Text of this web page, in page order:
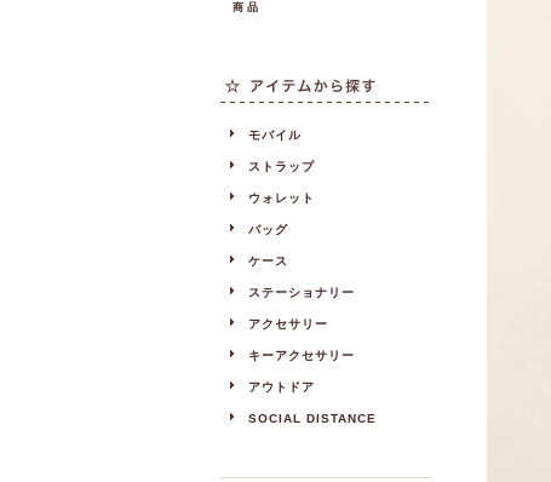
商品
モバイル
ストラップ
ウォレット
バッグ
ケース
ステーショナリー
アクセサリー
キーアクセサリー
アウトドア
SOCIAL DISTANCE